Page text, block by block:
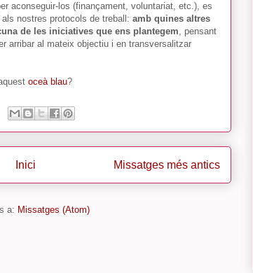
aconseguir-los (finançament, voluntariat, etc.), es
nostres protocols de treball: amb quines altres
de les iniciatives que ens plantegem, pensant
arribar al mateix objectiu i en transversalitzar
oceà blau?
Missatges més antics
Inici
a: Missatges (Atom)